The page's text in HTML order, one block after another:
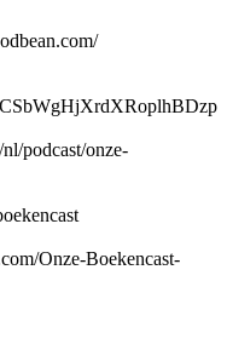
podcast/onze-
Onze-Boekencast-